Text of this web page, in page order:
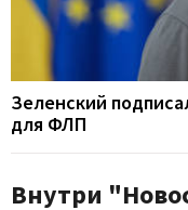
Зеленский
для ФЛП
Внутри